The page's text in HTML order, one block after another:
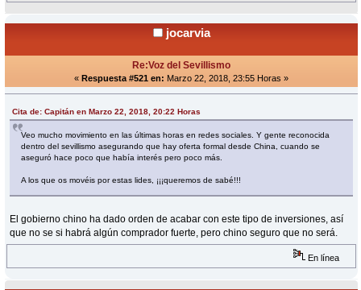
jocarvia
Re:Voz del Sevillismo
« Respuesta #521 en: Marzo 22, 2018, 23:55 Horas »
Cita de: Capitán en Marzo 22, 2018, 20:22 Horas
Veo mucho movimiento en las últimas horas en redes sociales. Y gente reconocida
dentro del sevillismo asegurando que hay oferta formal desde China, cuando se
aseguró hace poco que había interés pero poco más.
A los que os movéis por estas lides, ¡¡¡queremos de sabé!!!
El gobierno chino ha dado orden de acabar con este tipo de inversiones, así
que no se si habrá algún comprador fuerte, pero chino seguro que no será.
En línea